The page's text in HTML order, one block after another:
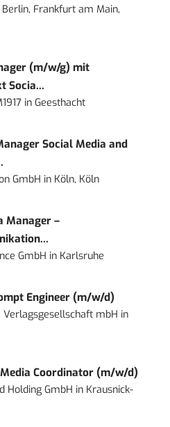
Berlin, Frankfurt am Main,
(m/w/g) mit
Socia...
inGeesthacht
Social Media and
GmbH in Köln, Köln
Manager –
GmbH in Karlsruhe
Engineer (m/w/d)
Verlagsgesellschaft mbH in
Media Coordinator (m/w/d)
Holding GmbH in Krausnick-